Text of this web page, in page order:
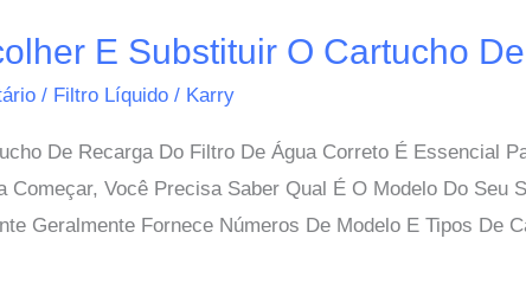
E Substituir O Cartucho
/ Filtro Líquido / Karry
De Recarga Do Filtro De Água Correto É Essencial
Começar, Você Precisa Saber Qual É O Modelo Do
Geralmente Fornece Números De Modelo E Tipos De